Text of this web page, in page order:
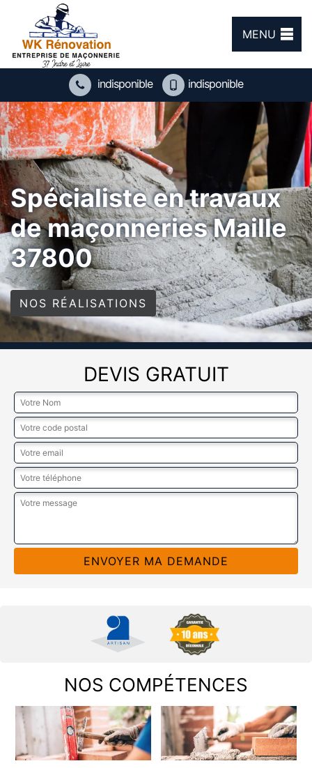
MENU
indisponible indisponible
Spécialiste en travaux
de maçonneries Maille
37800
NOS RÉALISATIONS
DEVIS GRATUIT
NOS COMPÉTENCES